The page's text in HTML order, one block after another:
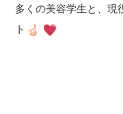
多くの美容学生と、現
ト